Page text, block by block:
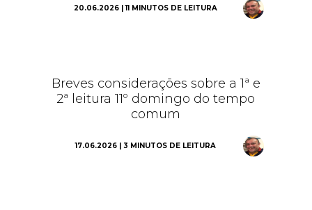
20.06.2026 | 11 MINUTOS DE LEITURA
Breves considerações sobre a 1ª e
2ª leitura 11º domingo do tempo
comum
17.06.2026 | 3 MINUTOS DE LEITURA